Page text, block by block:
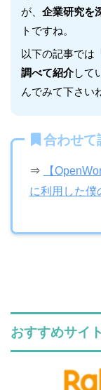
が、 企業研究を
トですね。
以下の記事では
調べて紹介して
んでみて下さい
合わせて
⇒
【
に利用した僕
おすすめサイ